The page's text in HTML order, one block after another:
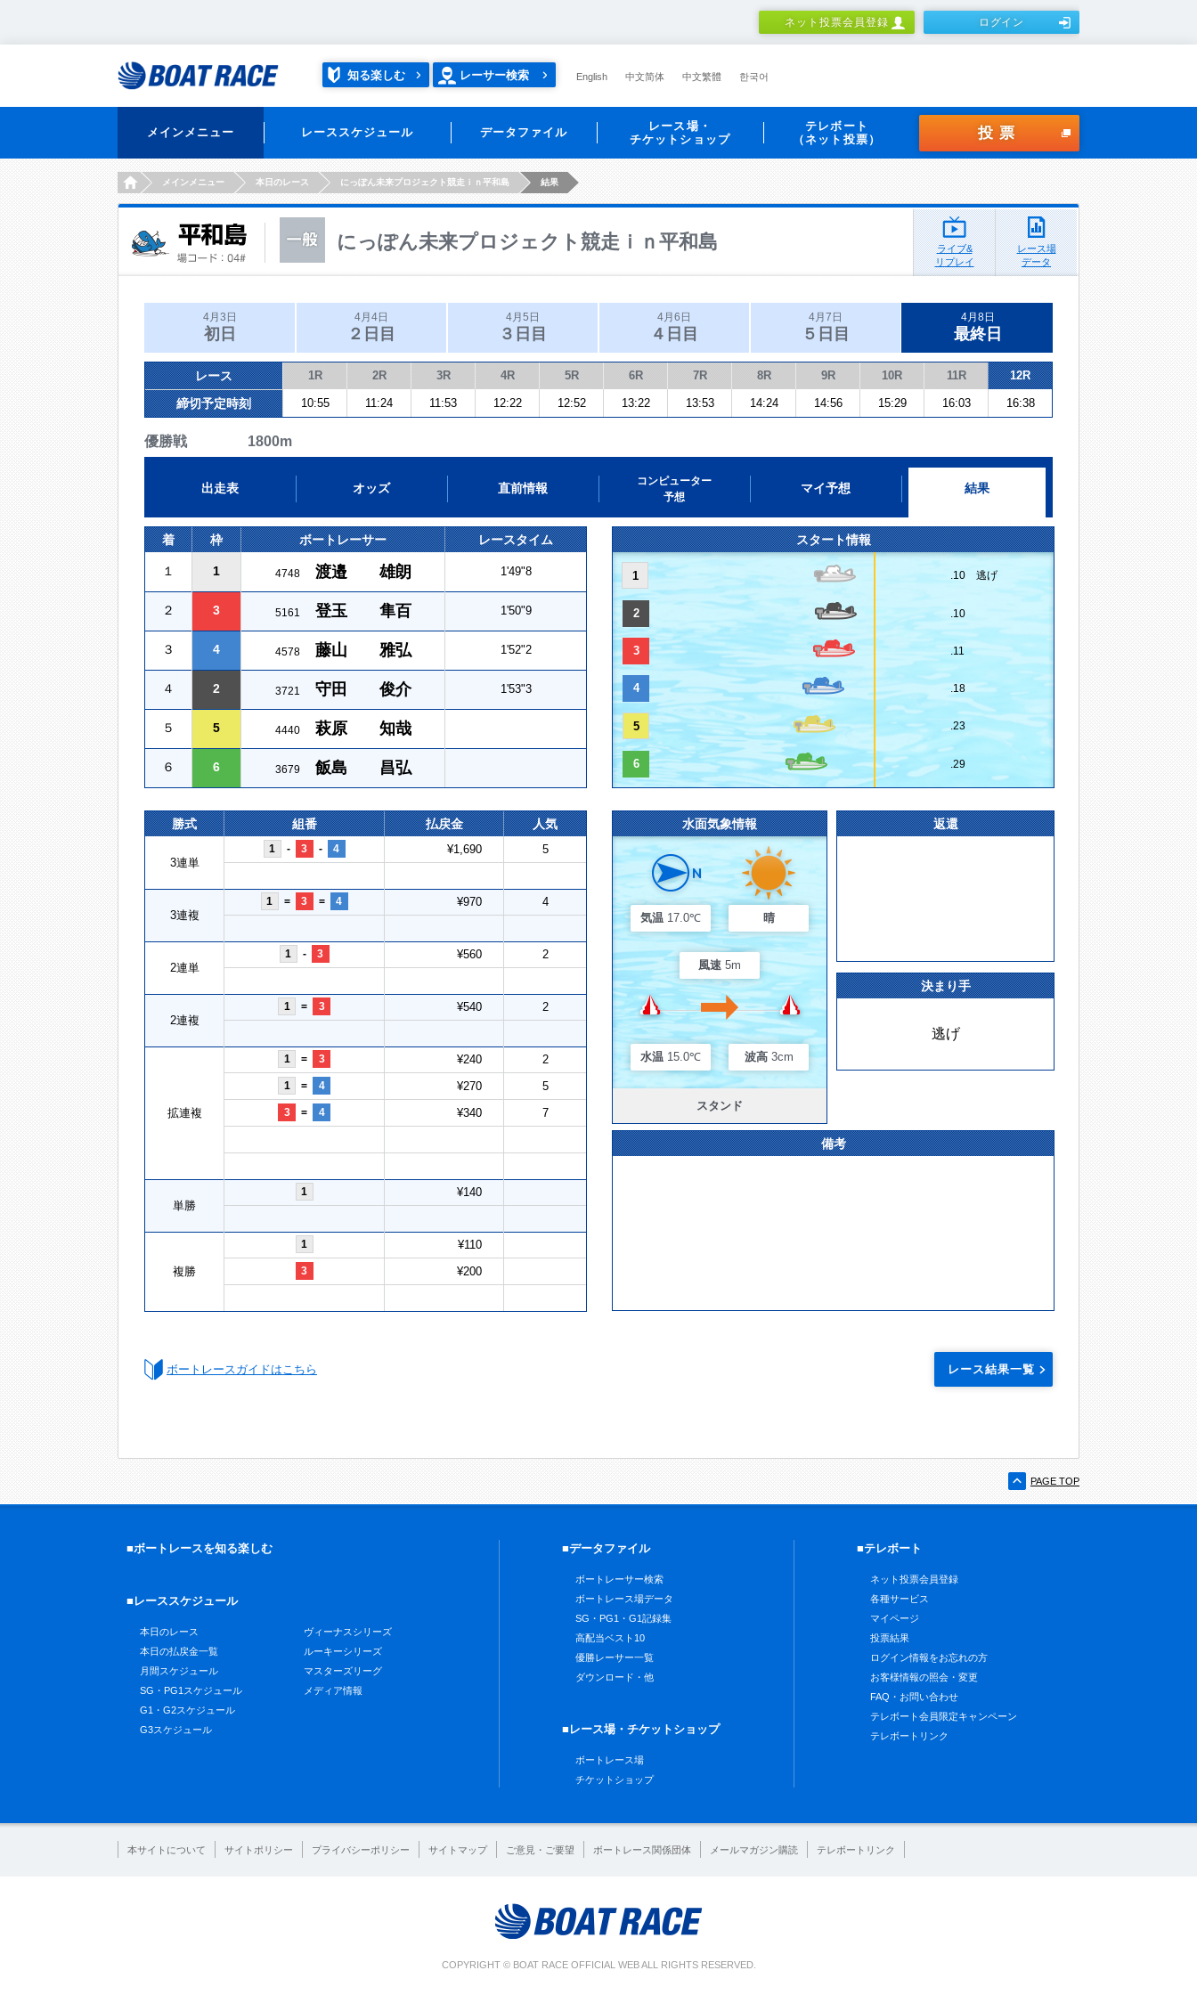
ネット投票会員登録 ログイン
知る楽しむ レーサー検索 English 中文简体 中文繁體 한국어
メインメニュー レーススケジュール データファイル
レース場・
チケットショップ
テレボート
（ネット投票）
投票
HOMEメインメニュー 本日のレース にっぽん未来プロジェクト競走ｉｎ平和島 結果
にっぽん未来プロジェクト競走ｉｎ平和島
ライブ&
リプレイ
レース場
データ
4月3日
初日
4月4日
２日目
4月5日
３日目
4月6日
４日目
4月7日
５日目
4月8日
最終日
レース 1R 2R 3R 4R 5R 6R 7R 8R 9R 10R 11R 12R
締切予定時刻 10:55 11:24 11:53 12:22 12:52 13:22 13:53 14:24 14:56 15:29 16:03 16:38
優勝戦 1800m
出走表 オッズ 直前情報
コンピューター
予想
マイ予想 結果
着 枠 ボートレーサー レースタイム
１ 1 4748 渡邉 雄朗 1'49"8
２ 3 5161 登玉 隼百 1'50"9
３ 4 4578 藤山 雅弘 1'52"2
４ 2 3721 守田 俊介 1'53"3
５ 5 4440 萩原 知哉
６ 6 3679 飯島 昌弘
スタート情報
1 .10 逃げ
2 .10
3 .11
4 .18
5 .23
6 .29
勝式 組番 払戻金 人気
3連単
1 - 3 - 4 ¥1,690 5
3連複
1 = 3 = 4 ¥970 4
2連単
1 - 3 ¥560 2
2連複
1 = 3 ¥540 2
拡連複
1 = 3 ¥240 2
1 = 4 ¥270 5
3 = 4 ¥340 7
単勝
1 ¥140
複勝
1 ¥110
3 ¥200
水面気象情報
気温 17.0℃ 晴
風速 5m
水温 15.0℃ 波高 3cm
スタンド
返還
決まり手
逃げ
備考
ボートレースガイドはこちら レース結果一覧
PAGE TOP
■ボートレースを知る楽しむ
■レーススケジュール
本日のレース
本日の払戻金一覧
月間スケジュール
SG・PG1スケジュール
G1・G2スケジュール
G3スケジュール
ヴィーナスシリーズ
ルーキーシリーズ
マスターズリーグ
メディア情報
■データファイル
ボートレーサー検索
ボートレース場データ
SG・PG1・G1記録集
高配当ベスト10
優勝レーサー一覧
ダウンロード・他
■レース場・チケットショップ
ボートレース場
チケットショップ
■テレボート
ネット投票会員登録
各種サービス
マイページ
投票結果
ログイン情報をお忘れの方
お客様情報の照会・変更
FAQ・お問い合わせ
テレボート会員限定キャンペーン
テレボートリンク
本サイトについて サイトポリシー プライバシーポリシー サイトマップ ご意見・ご要望 ボートレース関係団体 メールマガジン購読 テレボートリンク
COPYRIGHT © BOAT RACE OFFICIAL WEB ALL RIGHTS RESERVED.